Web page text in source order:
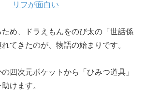
リフが面白い
め、ドラえもんをのび太の「世話係
てきたのが、物語の始まりです。
四次元ポケットから「ひみつ道具」
けます。